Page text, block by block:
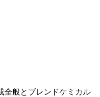
全般とブレンドケミカル